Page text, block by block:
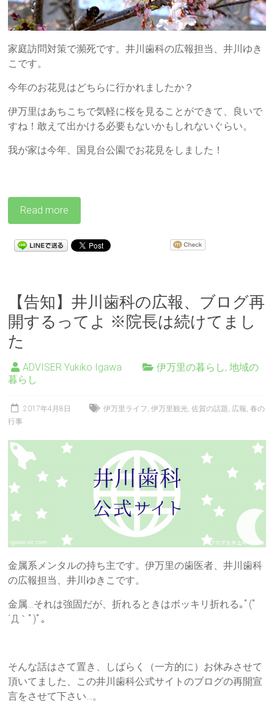
家庭訪問対策で瀕死です。井川歯科の広報担当、井川ゆき
こです。
今年のお花見はどちらに行かれましたか？
伊万里はあちこちで気軽に桜を見ることができて、良いで
すね！敢えて出かける必要もないかもしれないぐらい。
我が家は今年、国見台公園でお花見をしました！
Read more
【告知】井川歯科の広報、ブログ再
開するってよ ※院長は続けてまし
た
ADVISER Yukiko Igawa 伊万里の暮らし,地域の
暮らし
2017年4月8日 伊万里ライフ ,伊万里観光,佐賀の話題, 広報,春の
行事
金属系メンタルの持ち主です。伊万里の歯医者、井川歯科
の広報担当、井川ゆきこです。
金属…それは強固だが、折れるときはボッキリ折れる｡ﾟ(ﾟ
´Д｀ﾟ)ﾟ｡
そんな話はさて置き、しばらく（一方的に）お休みさせて
頂いてました、この井川歯科公式サイトのブログの再開宣
言をさせて下さい…。